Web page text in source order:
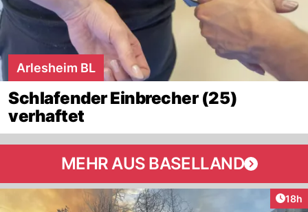
Arlesheim BL
Schlafender Einbrecher (25)
verhaftet
MEHR AUS BASELLAND
18h